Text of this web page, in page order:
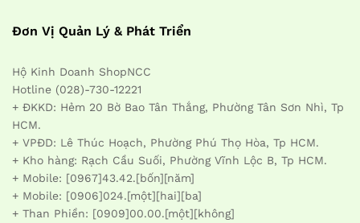
Đơn Vị Quản Lý & Phát Triển
Hộ Kinh Doanh ShopNCC
Hotline (028)-730-12221
+ ĐKKD: Hẻm 20 Bờ Bao Tân Thắng, Phường Tân Sơn Nhì, Tp
HCM.
+ VPĐD: Lê Thúc Hoạch, Phường Phú Thọ Hòa, Tp HCM.
+ Kho hàng: Rạch Cầu Suối, Phường Vĩnh Lộc B, Tp HCM.
+ Mobile: [0967]43.42.[bốn][năm]
+ Mobile: [0906]024.[một][hai][ba]
+ Than Phiền: [0909]00.00.[một][không]